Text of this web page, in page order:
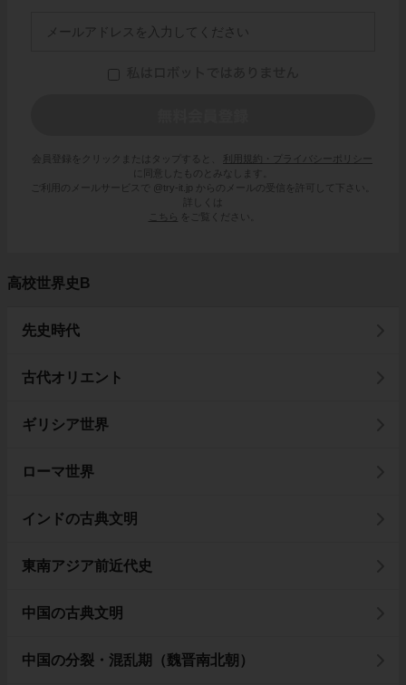
会員登録をクリックまたはタップすると、
利用規約・プライバシーポリシー
に同意したものとみなします。
ご利用のメールサービスで @try-it.jp からのメールの受信を許可して下さい。
詳しくは
こちら
をご覧ください。
高校世界史B
先史時代
古代オリエント
ギリシア世界
ローマ世界
インドの古典文明
東南アジア前近代史
中国の古典文明
中国の分裂・混乱期（魏晋南北朝）